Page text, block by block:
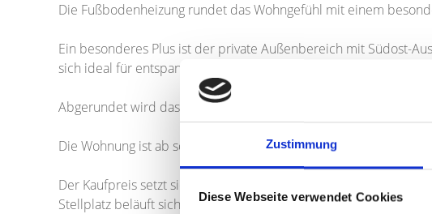
Zustimmung
Diese Webseite verwendet Cookies
Die Fußbodenheizung rundet das Wohngefühl mit einem
Ein besonderes Plus ist der private Außenbereich mit Südost-
sich ideal für entspannte Stunden im Freien eignet.
Abgerundet wird das Angebot durch ein eigenes Kellerabteil
Die Wohnung ist ab sofort verfügbar.
Der Kaufpreis setzt sich wie folgt zusammen: 440.000 EUR für
Stellplatz beläuft sich auf einen Gesamtbetrag von 460.000 EUR;